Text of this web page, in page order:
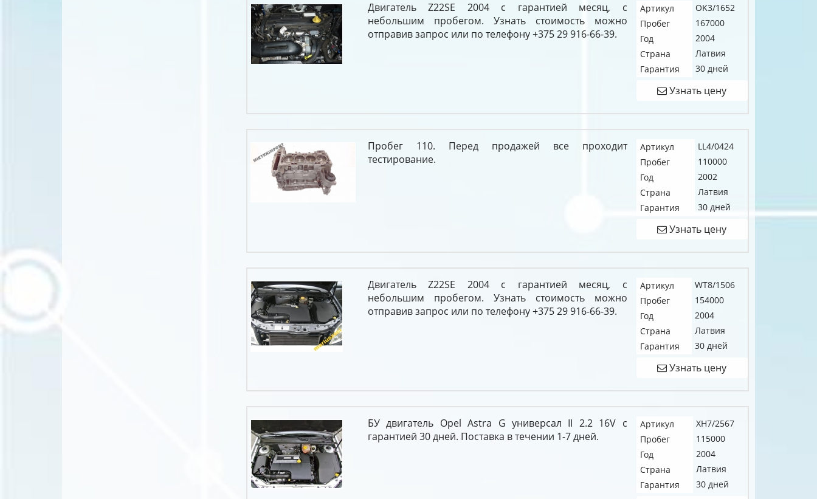
Двигатель Z22SE 2004 с гарантией месяц, с
небольшим пробегом. Узнать стоимость можно
отправив запрос или по телефону +375 29 916-66-39.
Артикул
OK3/1652
Пробег
167000
Год
2004
Страна
Латвия
Гарантия
30 дней
Узнать цену
Пробег 110. Перед продажей все проходит
тестирование.
Артикул
LL4/0424
Пробег
110000
Год
2002
Страна
Латвия
Гарантия
30 дней
Узнать цену
Двигатель Z22SE 2004 с гарантией месяц, с
небольшим пробегом. Узнать стоимость можно
отправив запрос или по телефону +375 29 916-66-39.
Артикул
WT8/1506
Пробег
154000
Год
2004
Страна
Латвия
Гарантия
30 дней
Узнать цену
БУ двигатель Opel Astra G универсал II 2.2 16V c
гарантией 30 дней. Поставка в течении 1-7 дней.
Артикул
XH7/2567
Пробег
115000
Год
2004
Страна
Латвия
Гарантия
30 дней